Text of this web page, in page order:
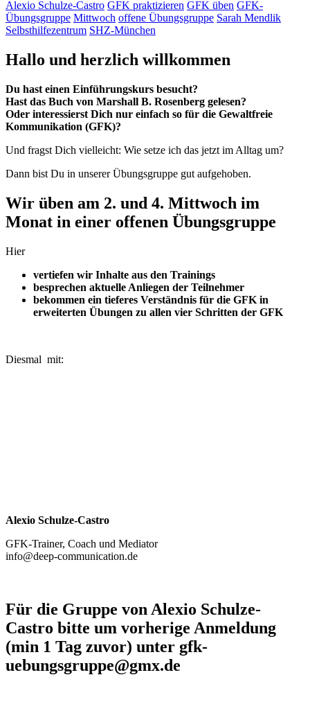
Alexio Schulze-Castro GFK praktizieren GFK üben GFK-
Übungsgruppe Mittwoch offene Übungsgruppe Sarah Mendlik
Selbsthilfezentrum SHZ-München
Hallo und herzlich willkommen
Du hast einen Einführungskurs besucht?
Hast das Buch von Marshall B. Rosenberg gelesen?
Oder interessierst Dich nur einfach so für die Gewaltfreie
Kommunikation (GFK)?
Und fragst Dich vielleicht: Wie setze ich das jetzt im Alltag um?
Dann bist Du in unserer Übungsgruppe gut aufgehoben.
Wir üben am 2. und 4. Mittwoch im
Monat in einer offenen Übungsgruppe
Hier
vertiefen wir Inhalte aus den Trainings
besprechen aktuelle Anliegen der Teilnehmer
bekommen ein tieferes Verständnis für die GFK in
erweiterten Übungen zu allen vier Schritten der GFK
Diesmal mit:
Alexio Schulze-Castro
GFK-Trainer, Coach und Mediator
info@deep-communication.de
Für die Gruppe von Alexio Schulze-
Castro bitte um vorherige Anmeldung
(min 1 Tag zuvor) unter gfk-
uebungsgruppe@gmx.de